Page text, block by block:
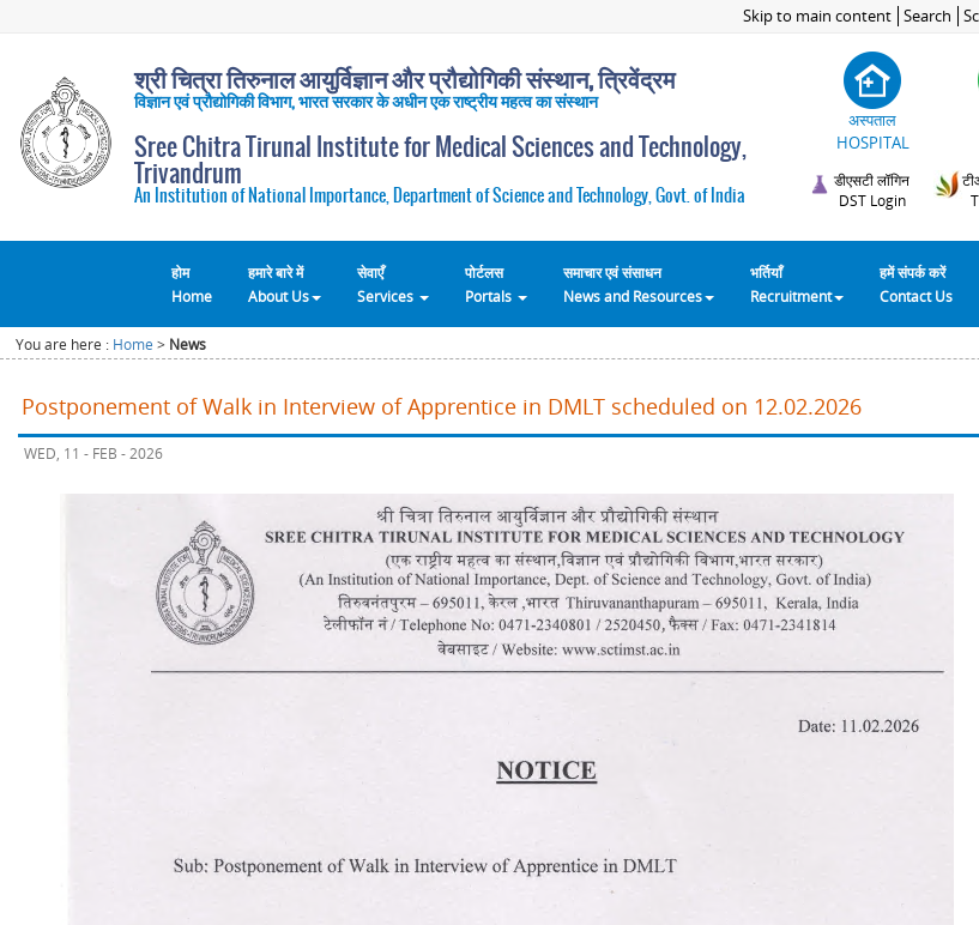
Skip to main content Search
श्री चित्रा तिरुनाल आयुर्विज्ञान और प्रौद्योगिकी संस्थान, त्रिवेंद्रम
विज्ञान एवं प्रौद्योगिकी विभाग, भारत सरकार के अधीन एक राष्ट्रीय महत्व का संस्थान
Sree Chitra Tirunal Institute for Medical Sciences and Technology,
Trivandrum
An Institution of National Importance, Department of Science and Technology, Govt. of India
अस्पताल
HOSPITAL
डीएसटी लॉगिन
DST Login
होम
Home
हमारे बारे में
About Us
सेवाएँ
Services
पोर्टलस
Portals
समाचार एवं संसाधन
News and Resources
भर्तियाँ
Recruitment
हमें संपर्क करें
Contact Us
You are here : Home > News
Postponement of Walk in Interview of Apprentice in DMLT scheduled on 12.02.2026
WED, 11 - FEB - 2026